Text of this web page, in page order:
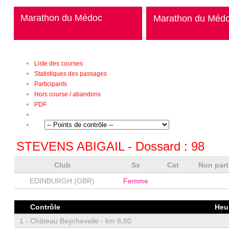
Marathon du Médoc Marathon du
Liste des courses
Statistiques des passages
Participants
Hors course / abandons
PDF
STEVENS ABIGAIL- Dossard : 98
Club Sx Cat
Non
EDINBURGH (GBR)
Femme
Contrôle
1 - Château Beychevelle - km 8,80